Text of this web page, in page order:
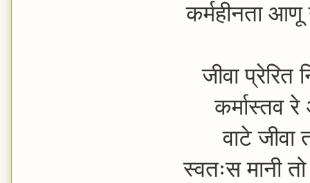
कर्महीनता
जीवा प्रेरित
कर्मास्तव
वाटे जीवा
स्वतःस मानी